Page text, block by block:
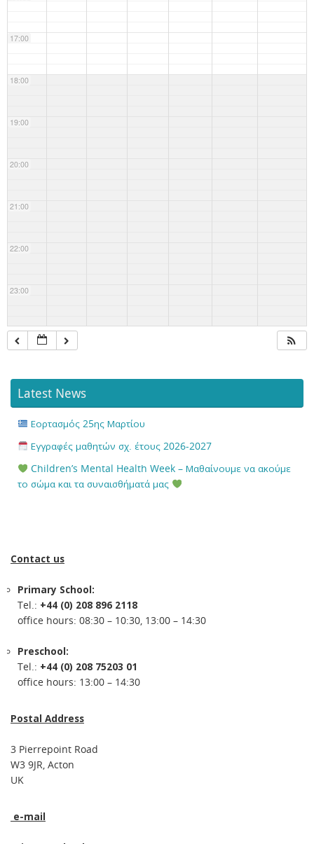
17:00
18:00
19:00
20:00
21:00
22:00
23:00
Latest News
Εορτασμός 25ης Μαρτίου
Εγγραφές μαθητών σχ. έτους 2026-2027
Children’s Mental Health Week – Μαθαίνουμε να ακούμε
το σώμα και τα συναισθήματά μας
Contact us
Primary School:
Tel.: +44 (0) 208 896 2118
office hours: 08:30 – 10:30, 13:00 – 14:30
Preschool:
Tel.: +44 (0) 208 75203 01
office hours: 13:00 – 14:30
Postal Address
3 Pierrepoint Road
W3 9JR, Acton
UK
e-mail